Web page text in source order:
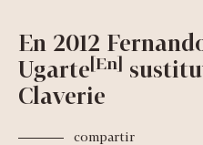
En 2012
Ugarte[En]
Claverie
compartir